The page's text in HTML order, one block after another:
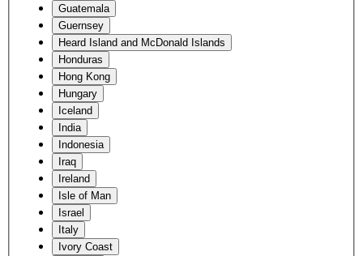
Guatemala
Guernsey
Heard Island and McDonald Islands
Honduras
Hong Kong
Hungary
Iceland
India
Indonesia
Iraq
Ireland
Isle of Man
Israel
Italy
Ivory Coast